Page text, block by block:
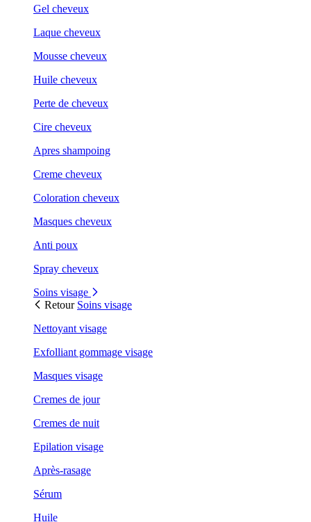
Gel cheveux
Laque cheveux
Mousse cheveux
Huile cheveux
Perte de cheveux
Cire cheveux
Apres shampoing
Creme cheveux
Coloration cheveux
Masques cheveux
Anti poux
Spray cheveux
Soins visage
Retour Soins visage
Nettoyant visage
Exfolliant gommage visage
Masques visage
Cremes de jour
Cremes de nuit
Epilation visage
Après-rasage
Sérum
Huile